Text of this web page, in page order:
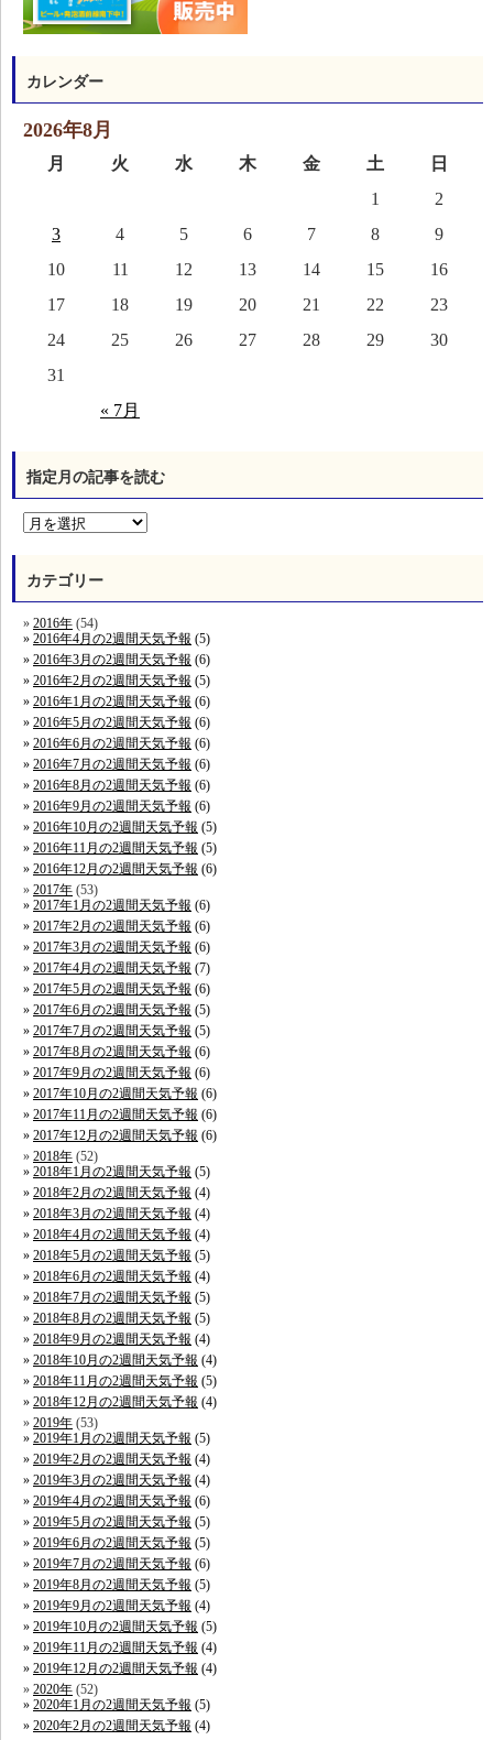
カレンダー
2026年8月
月 火 水 木 金 土 日
« 7月
1
2
3
4 5 6 7 8
9
10
11 12 13 14 15
16
17
18 19 20 21 22
23
24
25 26 27 28 29
30
31
指定月の記事を読む
カテゴリー
2016年 (54)
2016年4月の2週間天気予報 (5)
2016年3月の2週間天気予報 (6)
2016年2月の2週間天気予報 (5)
2016年1月の2週間天気予報 (6)
2016年5月の2週間天気予報 (6)
2016年6月の2週間天気予報 (6)
2016年7月の2週間天気予報 (6)
2016年8月の2週間天気予報 (6)
2016年9月の2週間天気予報 (6)
2016年10月の2週間天気予報 (5)
2016年11月の2週間天気予報 (5)
2016年12月の2週間天気予報 (6)
2017年 (53)
2017年1月の2週間天気予報 (6)
2017年2月の2週間天気予報 (6)
2017年3月の2週間天気予報 (6)
2017年4月の2週間天気予報 (7)
2017年5月の2週間天気予報 (6)
2017年6月の2週間天気予報 (5)
2017年7月の2週間天気予報 (5)
2017年8月の2週間天気予報 (6)
2017年9月の2週間天気予報 (6)
2017年10月の2週間天気予報 (6)
2017年11月の2週間天気予報 (6)
2017年12月の2週間天気予報 (6)
2018年 (52)
2018年1月の2週間天気予報 (5)
2018年2月の2週間天気予報 (4)
2018年3月の2週間天気予報 (4)
2018年4月の2週間天気予報 (4)
2018年5月の2週間天気予報 (5)
2018年6月の2週間天気予報 (4)
2018年7月の2週間天気予報 (5)
2018年8月の2週間天気予報 (5)
2018年9月の2週間天気予報 (4)
2018年10月の2週間天気予報 (4)
2018年11月の2週間天気予報 (5)
2018年12月の2週間天気予報 (4)
2019年 (53)
2019年1月の2週間天気予報 (5)
2019年2月の2週間天気予報 (4)
2019年3月の2週間天気予報 (4)
2019年4月の2週間天気予報 (6)
2019年5月の2週間天気予報 (5)
2019年6月の2週間天気予報 (5)
2019年7月の2週間天気予報 (6)
2019年8月の2週間天気予報 (5)
2019年9月の2週間天気予報 (4)
2019年10月の2週間天気予報 (5)
2019年11月の2週間天気予報 (4)
2019年12月の2週間天気予報 (4)
2020年 (52)
2020年1月の2週間天気予報 (5)
2020年2月の2週間天気予報 (4)